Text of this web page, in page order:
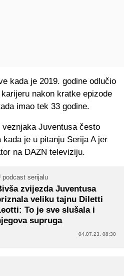
kada je 2019. godine odlučio
nakon kratke epizode
imao tek 33 godine.
veznjaka Juventusa često
je u pitanju Serija A jer
na DAZN televiziju.
podcast serijalu
zvijezda Juventusa
veliku tajnu Diletti
To je sve slušala i
supruga
04.07.23. 08:30